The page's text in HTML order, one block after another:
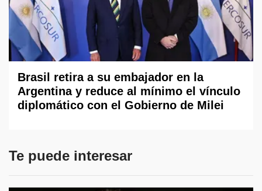
Brasil retira a su embajador en la
Argentina y reduce al mínimo el vínculo
diplomático con el Gobierno de Milei
Te puede interesar